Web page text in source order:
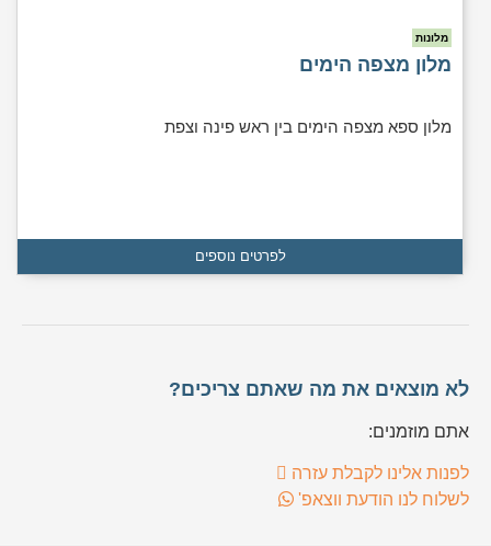
לא מוצאים את מה שאתם צריכים?
אתם מוזמנים:
לפנות אלינו לקבלת עזרה
לשלוח לנו הודעת ווצאפ'
מלונות
מלון מצפה הימים
מלון ספא מצפה הימים בין ראש פינה וצפת
לפרטים נוספים